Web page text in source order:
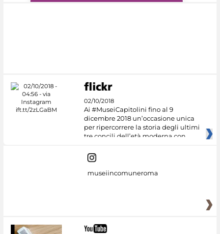
02/10/2018
Ai #MuseiCapitolini fino al 9
dicembre 2018 un’occasione unica
per ripercorrere la storia degli ultimi
tre concili dell’età moderna con
museiincomuneroma